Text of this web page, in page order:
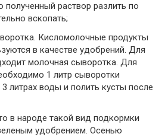
раствор разлить по
вскопать;
Кисломолочные продукты
в качестве удобрений. Для
молочная сыворотка. Для
1 литр сыворотки
3 литрах воды и полить кусты после
в народе такой вид подкормки
удобрением. Осенью